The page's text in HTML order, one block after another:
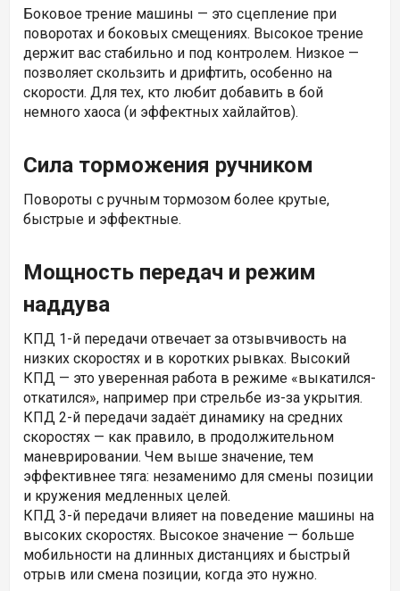
Боковое трение машины — это сцепление при
поворотах и боковых смещениях. Высокое трение
держит вас стабильно и под контролем. Низкое —
позволяет скользить и дрифтить, особенно на
скорости. Для тех, кто любит добавить в бой
немного хаоса (и эффектных хайлайтов).
Сила торможения ручником
Повороты с ручным тормозом более крутые,
быстрые и эффектные.
Мощность передач и режим
наддува
КПД 1-й передачи отвечает за отзывчивость на
низких скоростях и в коротких рывках. Высокий
КПД — это уверенная работа в режиме «выкатился-
откатился», например при стрельбе из-за укрытия.
КПД 2-й передачи задаёт динамику на средних
скоростях — как правило, в продолжительном
маневрировании. Чем выше значение, тем
эффективнее тяга: незаменимо для смены позиции
и кружения медленных целей.
КПД 3-й передачи влияет на поведение машины на
высоких скоростях. Высокое значение — больше
мобильности на длинных дистанциях и быстрый
отрыв или смена позиции, когда это нужно.